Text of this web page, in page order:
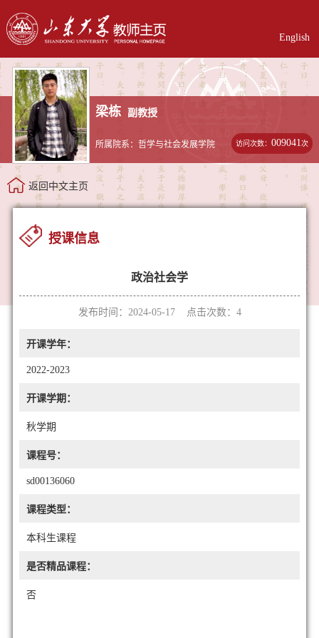
English
梁栋 副教授
所属院系：哲学与社会发展学院 访问次数：009041次
返回中文主页
授课信息
政治社会学
发布时间：2024-05-17 点击次数： 4
开课学年：
2022-2023
开课学期：
秋学期
课程号：
sd00136060
课程类型：
本科生课程
是否精品课程：
否